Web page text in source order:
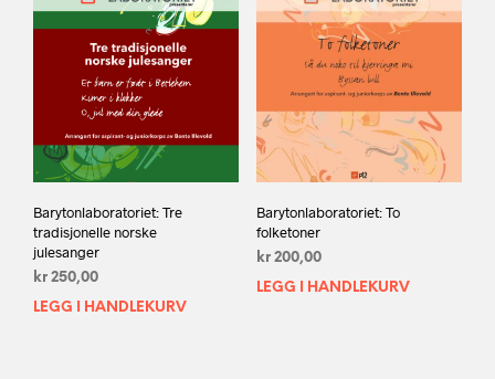
Barytonlaboratoriet: Tre
tradisjonelle norske
julesanger
kr 250,00
LEGG I HANDLEKURV
Barytonlaboratoriet: To
folketoner
kr200,00
LEGG I HANDLEKURV